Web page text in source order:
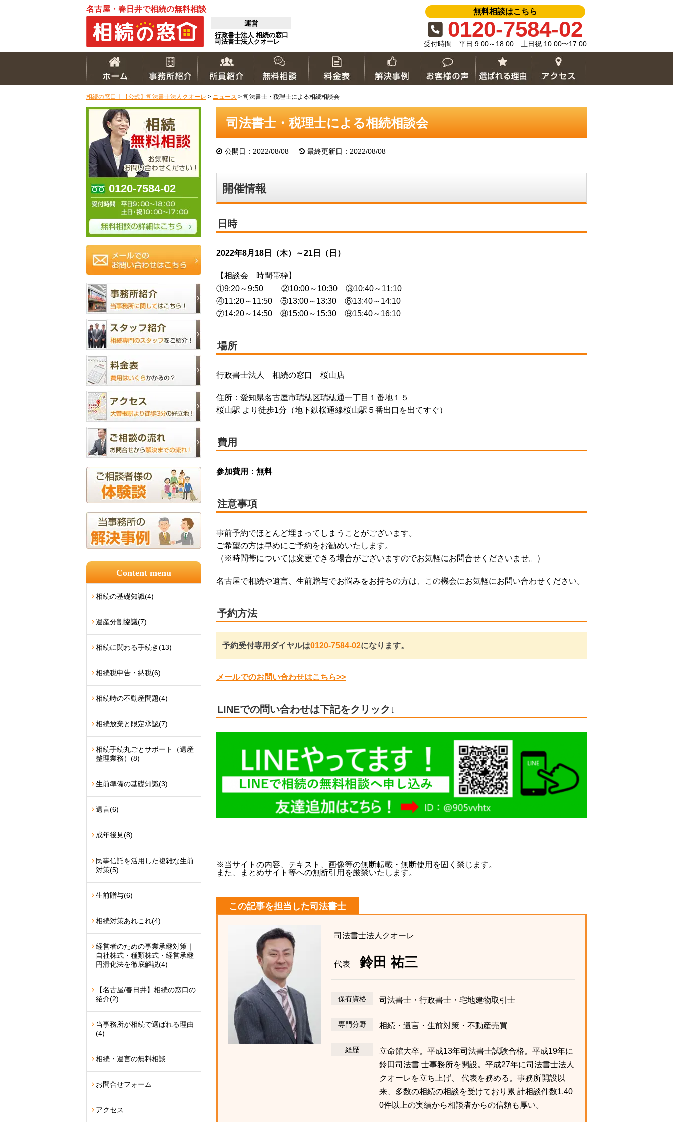
名古屋・春日井で相続の無料相談
運営
行政書士法人 相続の窓口
司法書士法人クオーレ
無料相談はこちら
0120-7584-02
受付時間 平日 9:00～18:00 土日祝 10:00〜17:00
相続の窓口｜【公式】司法書士法人クオーレ > ニュース > 司法書士・税理士による相続相談会
司法書士・税理士による相続相談会
公開日：2022/08/08 最終更新日：2022/08/08
開催情報
日時
2022年8月18日（木）～21日（日）
【相談会 時間帯枠】
①9:20～9:50 ②10:00～10:30 ③10:40～11:10
④11:20～11:50 ⑤13:00～13:30 ⑥13:40～14:10
⑦14:20～14:50 ⑧15:00～15:30 ⑨15:40～16:10
場所
行政書士法人 相続の窓口 桜山店
住所：愛知県名古屋市瑞穂区瑞穂通一丁目１番地１５
桜山駅 より徒歩1分（地下鉄桜通線桜山駅５番出口を出てすぐ）
費用
参加費用： 無料
注意事項
事前予約でほとんど埋まってしまうことがございます。
ご希望の方は早めにご予約をお勧めいたします。
（※時間帯については変更できる場合がございますのでお気軽にお問合せくださいませ。）
名古屋で相続や遺言、生前贈与でお悩みをお持ちの方は、この機会にお気軽にお問い合わせください。
予約方法
予約受付専用ダイヤルは0120-7584-02になります。
メールでのお問い合わせはこちら>>
LINEでの問い合わせは下記をクリック↓
※当サイトの内容、テキスト、画像等の無断転載・無断使用を固く禁じます。
また、まとめサイト等への無断引用を厳禁いたします。
この記事を担当した司法書士
司法書士法人クオーレ
代表 鈴田 祐三
保有資格 司法書士・行政書士・宅地建物取引士
専門分野 相続・遺言・生前対策・不動産売買
経歴
立命館大卒。平成13年司法書士試験合格。平成19年に
鈴田司法書 士事務所を開設。平成27年に司法書士法人
クオーレを立ち上げ、 代表を務める。事務所開設以
来、多数の相続の相談を受けており累 計相談件数1,40
0件以上の実績から相談者からの信頼も厚い。
0120-7584-02
Content menu
相続の基礎知識(4)
遺産分割協議(7)
相続に関わる手続き(13)
相続税申告・納税(6)
相続時の不動産問題(4)
相続放棄と限定承認(7)
相続手続丸ごとサポート（遺産
整理業務） (8)
生前準備の基礎知識(3)
遺言(6)
成年後見(8)
民事信託を活用した複雑な生前
対策(5)
生前贈与(6)
相続対策あれこれ(4)
経営者のための事業承継対策｜
自社株式・種類株式・経営承継
円滑化法を徹底解説(4)
【名古屋/春日井】相続の窓口の
紹介(2)
当事務所が相続で選ばれる理由
(4)
相続・遺言の無料相談
お問合せフォーム
アクセス